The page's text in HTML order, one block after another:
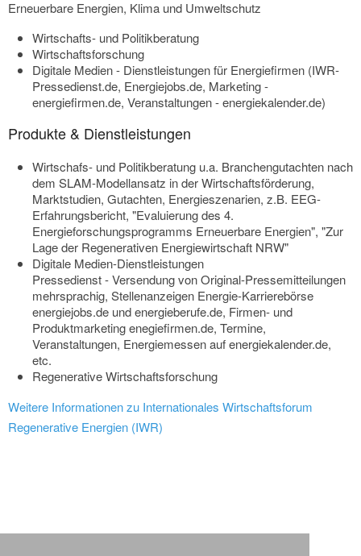
Erneuerbare Energien, Klima und Umweltschutz
Wirtschafts- und Politikberatung
Wirtschaftsforschung
Digitale Medien - Dienstleistungen für Energiefirmen (IWR-
Pressedienst.de, Energiejobs.de, Marketing -
energiefirmen.de, Veranstaltungen - energiekalender.de)
Produkte & Dienstleistungen
Wirtschafs- und Politikberatung u.a. Branchengutachten nach
dem SLAM-Modellansatz in der Wirtschaftsförderung,
Marktstudien, Gutachten, Energieszenarien, z.B. EEG-
Erfahrungsbericht, "Evaluierung des 4.
Energieforschungsprogramms Erneuerbare Energien", "Zur
Lage der Regenerativen Energiewirtschaft NRW"
Digitale Medien-Dienstleistungen
Pressedienst - Versendung von Original-Pressemitteilungen
mehrsprachig, Stellenanzeigen Energie-Karrierebörse
energiejobs.de und energieberufe.de, Firmen- und
Produktmarketing enegiefirmen.de, Termine,
Veranstaltungen, Energiemessen auf energiekalender.de,
etc.
Regenerative Wirtschaftsforschung
Weitere Informationen zu Internationales Wirtschaftsforum
Regenerative Energien (IWR)